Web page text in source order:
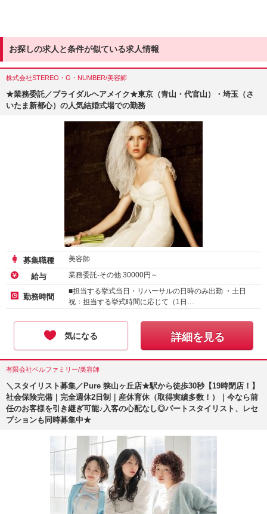
お探しの求人と条件が似ている求人情報
株式会社STEREO・G・NUMBER/美容師
★業務委託／ブライダルヘアメイク★東京（青山・代官山）・埼玉（さ
いたま新都心）の人気結婚式場での勤務
募集職種 美容師
給与 業務委託-その他 30000円～
勤務時間
■担当する挙式当日・リハーサルの日時のみ出勤 ・土日
祝：担当する挙式時間に応じて（1日…
気になる 詳細を見る
有限会社ベルファミリー/美容師
＼スタイリスト募集／Pure 狭山ヶ丘店★駅から徒歩30秒【19時閉店！】
社会保険完備｜完全週休2日制｜産休育休（取得実績多数！）｜今なら前
任のお客様を引き継ぎ可能♪入客の心配なし◎パートスタイリスト、レセ
プションも同時募集中★